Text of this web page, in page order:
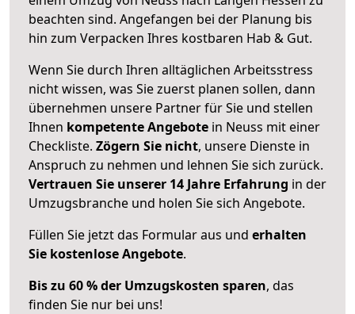
beachten sind. Angefangen bei der Planung bis
hin zum Verpacken Ihres kostbaren Hab & Gut.
Wenn Sie durch Ihren alltäglichen Arbeitsstress
nicht wissen, was Sie zuerst planen sollen, dann
übernehmen unsere Partner für Sie und stellen
Ihnen kompetente Angebote in Neuss mit einer
Checkliste. Zögern Sie nicht, unsere Dienste in
Anspruch zu nehmen und lehnen Sie sich zurück.
Vertrauen Sie unserer 14 Jahre Erfahrung in der
Umzugsbranche und holen Sie sich Angebote.
Füllen Sie jetzt das Formular aus und erhalten
Sie kostenlose Angebote.
Bis zu 60 % der Umzugskosten sparen, das
finden Sie nur bei uns!